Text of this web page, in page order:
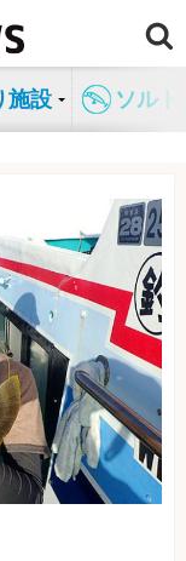
施設 ソル